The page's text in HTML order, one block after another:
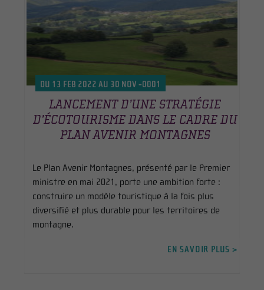
DU 13 FEB 2022 AU 30 NOV -0001
LANCEMENT D’UNE STRATÉGIE
D’ÉCOTOURISME DANS LE CADRE DU
PLAN AVENIR MONTAGNES
Le Plan Avenir Montagnes, présenté par le Premier
ministre en mai 2021, porte une ambition forte :
construire un modèle touristique à la fois plus
diversifié et plus durable pour les territoires de
montagne.
EN SAVOIR PLUS >